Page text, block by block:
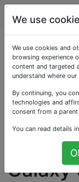
de
sur un
Galaxy
We use
We use cookies and
browsing experience
content and targeted
understand where
By continuing, you
technologies and
consent from a
You can read details